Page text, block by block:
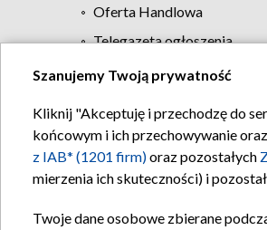
Oferta Handlowa
Telegazeta ogłoszenia
Szanujemy Twoją prywatność
Kliknij "Akceptuję i przechodzę do
końcowym i ich przechowywanie
z IAB* (1201 firm)oraz pozostałych
mierzenia ich skuteczności) i
Twoje dane osobowe zbierane